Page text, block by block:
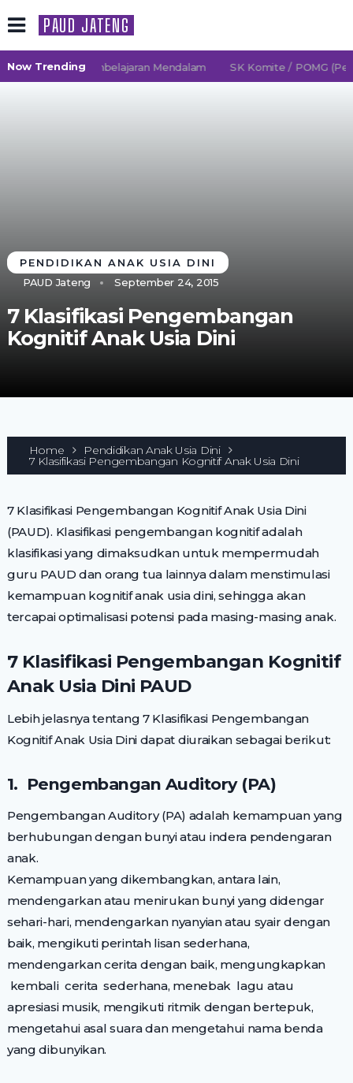
PAUD JATENG
Now Trending
2027 TK Pembelajaran Mendalam SK Komite / POMG
PENDIDIKAN ANAK USIA DINI
PAUD Jateng
September 24, 2015
7 Klasifikasi Pengembangan
Kognitif Anak Usia Dini
Home Pendidikan Anak Usia Dini
7 Klasifikasi Pengembangan Kognitif Anak Usia Dini
7 Klasifikasi Pengembangan Kognitif Anak Usia Dini
(PAUD). Klasifikasi pengembangan kognitif adalah
klasifikasi yang dimaksudkan untuk mempermudah
guru PAUD dan orang tua lainnya dalam menstimulasi
kemampuan kognitif anak usia dini, sehingga akan
tercapai optimalisasi potensi pada masing-masing anak.
7 Klasifikasi Pengembangan Kognitif
Anak Usia Dini PAUD
Lebih jelasnya tentang 7 Klasifikasi Pengembangan
Kognitif Anak Usia Dini dapat diuraikan sebagai berikut:
1. Pengembangan Auditory (PA)
Pengembangan Auditory (PA) adalah kemampuan yang
berhubungan dengan bunyi atau indera pendengaran
anak.
Kemampuan yang dikembangkan, antara lain,
mendengarkan atau menirukan bunyi yang didengar
sehari-hari, mendengarkan nyanyian atau syair dengan
baik, mengikuti perintah lisan sederhana,
mendengarkan cerita dengan baik, mengungkapkan
kembali cerita sederhana, menebak lagu atau
apresiasi musik, mengikuti ritmik dengan bertepuk,
mengetahui asal suara dan mengetahui nama benda
yang dibunyikan.